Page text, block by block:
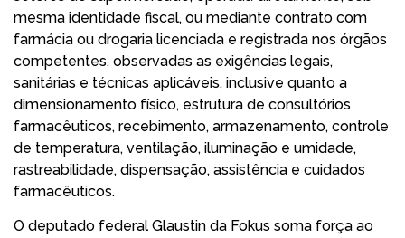
mesma identidade fiscal, ou mediante contrato com
farmácia ou drogaria licenciada e registrada nos órgãos
competentes, observadas as exigências legais,
sanitárias e técnicas aplicáveis, inclusive quanto a
dimensionamento físico, estrutura de consultórios
farmacêuticos, recebimento, armazenamento, controle
de temperatura, ventilação, iluminação e umidade,
rastreabilidade, dispensação, assistência e cuidados
farmacêuticos.
O deputado federal Glaustin da Fokus soma força ao